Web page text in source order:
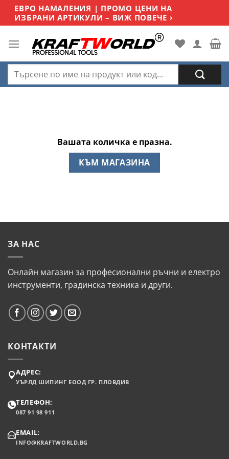
SkipЕВРО НАМАЛЕНИЯ | ПРОМО ЦЕНИ НА
ИЗБРАНИ АРТИКУЛИ – ВИЖ ПОВЕЧЕ ›
Търсене
Вашата количка е празна.
КЪМ МАГАЗИНА
ЗА НАС
Онлайн магазин за професионални ръчни и електро
инструменти, градинска техника и други.
КОНТАКТИ
АДРЕС:
УЪРЛД ШИПИНГ ЕООД ГР. ПЛОВДИВ
ТЕЛЕФОН:
087 91 98 911
EMAIL:
INFO@KRAFTWORLD.BG